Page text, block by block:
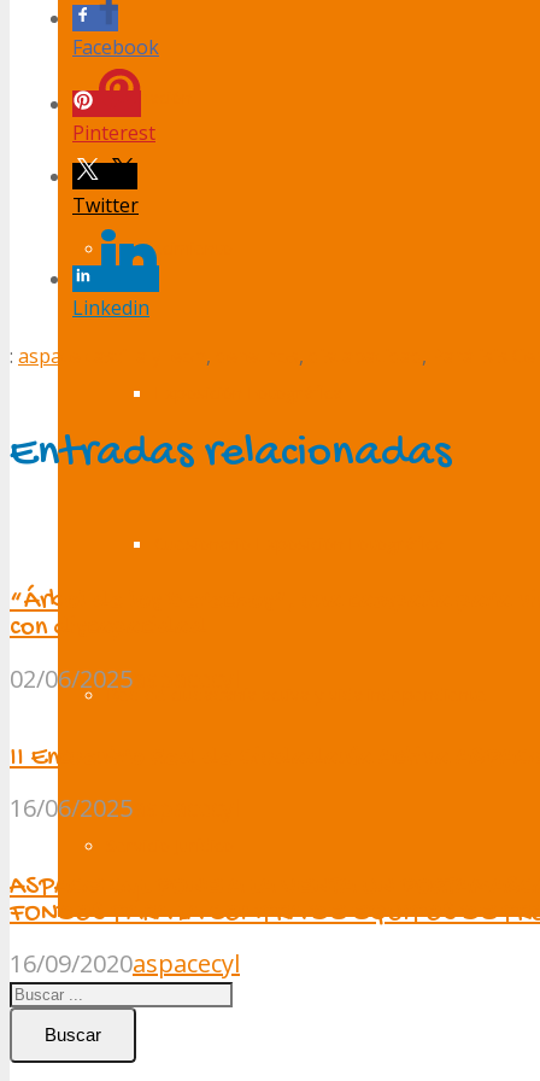
Formación
Envejecimiento
Red de ciudadanía activa y vida independiente
Publicaciones
Facebook
Pinterest
Twitter
Linkedin
: aspace castilla y leon , , ,
Entradas relacionadas
“Árbol de los Derechos”, una campaña para
con discapacidad
02/06/2025
II Encuentro Red de Ciudadanía Activa ASPACE
16/06/2025
ASPACE CyL PONE A LA VENTA UN
FONDOS PARA LA COMPRA DE EQUIPOS DE
16/09/2020aspacecyl
Buscar